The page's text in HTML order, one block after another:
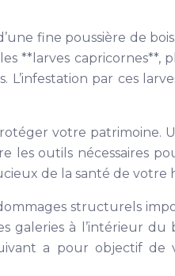
fine poussière de
**larves capricornes**,
L’infestation par ces
votre patrimoine.
les outils nécessaires
de la santé de votre
structurels
à l’intérieur du
a pour objectif de